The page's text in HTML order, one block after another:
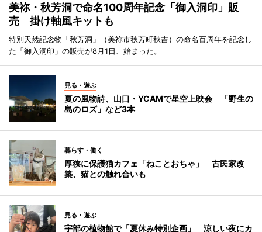
美祢・秋芳洞で命名100周年記念「御入洞印」販
売 掛け軸風キットも
特別天然記念物「秋芳洞」（美祢市秋芳町秋吉）の命名百周年を記念し
た「御入洞印」の販売が8月1日、始まった。
見る・遊ぶ
夏の風物詩、山口・YCAMで星空上映会 「野生の
島のロズ」など3本
暮らす・働く
厚狭に保護猫カフェ「ねことおちゃ」 古民家改
築、猫との触れ合いも
見る・遊ぶ
宇部の植物館で「夏休み特別企画」 涼しい夜にカ